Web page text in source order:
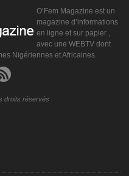
O’Fem Magazine est un
magazine d’informations
en ligne et sur papier ,
avec une WEBTV dont
Nigériennes et Africaines.
droits réservés